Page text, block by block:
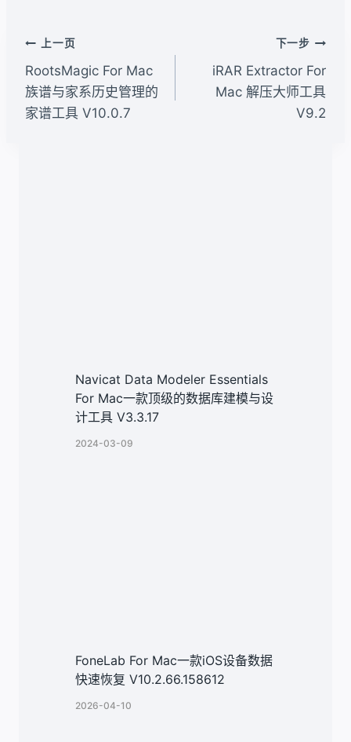
签：
文
章
导
航
上一页
RootsMagic For Mac
族谱与家系历史管理的
家谱工具 V10.0.7
下一步
iRAR Extractor For
Mac 解压大师工具
V9.2
Navicat Data Modeler Essentials
For Mac一款顶级的数据库建模与设
计工具 V3.3.17
2024-03-09
FoneLab For Mac一款iOS设备数据
快速恢复 V10.2.66.158612
2026-04-10